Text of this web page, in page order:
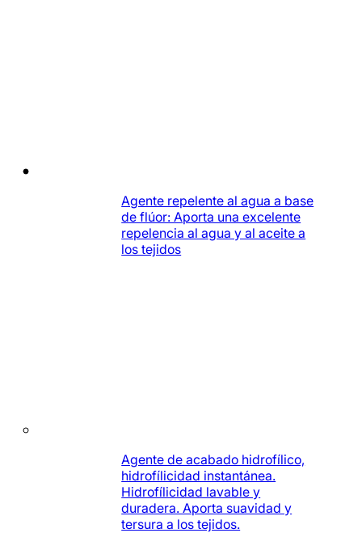
Agente repelente al agua a base
de flúor: Aporta una excelente
repelencia al agua y al aceite a
los tejidos
Agente de acabado hidrofílico,
hidrofílicidad instantánea.
Hidrofílicidad lavable y
duradera. Aporta suavidad y
tersura a los tejidos.